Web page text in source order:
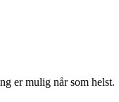
er mulig når som helst.